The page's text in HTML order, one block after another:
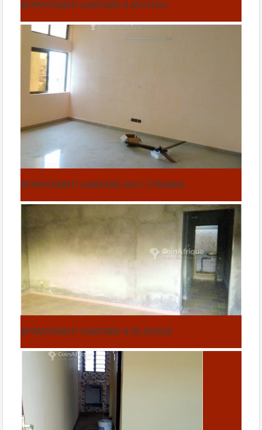
APPARTEMENT SANITAIRE A AVOTROU
APPARTEMENT SANITAIRE HAUT STANDING
APPARTEMENT SANITAIRE A FIDJROSSE